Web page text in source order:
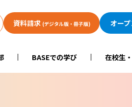
BASEでの学び 在校生
資料請求 (デジタル版・冊子版) オー